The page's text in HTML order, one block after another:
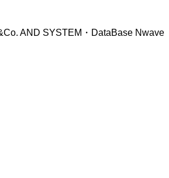
AND SYSTEM・DataBase Nwave